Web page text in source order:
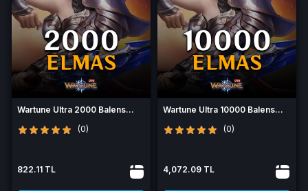
Wartune Ultra 2000 Balens
(0)
822.11 TL
Wartune Ultra 10000 Balens
(0)
4,072.09 TL